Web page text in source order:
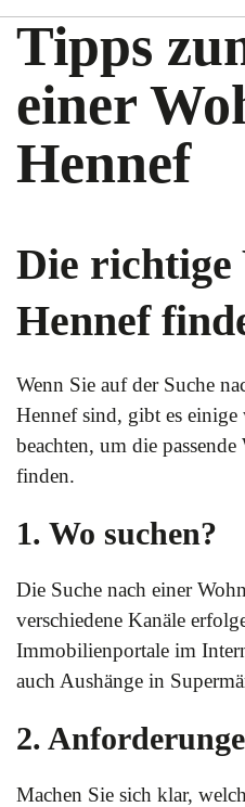
Tipps
einer
Hennef
Die richtige
Hennef
Wenn Sie auf der Suche
Hennef sind, gibt es
beachten, um die
finden.
1. Wo suchen?
Die Suche nach einer
verschiedene Kanäle
Immobilienportale im
auch Aushänge in
2.
Machen Sie sich klar,